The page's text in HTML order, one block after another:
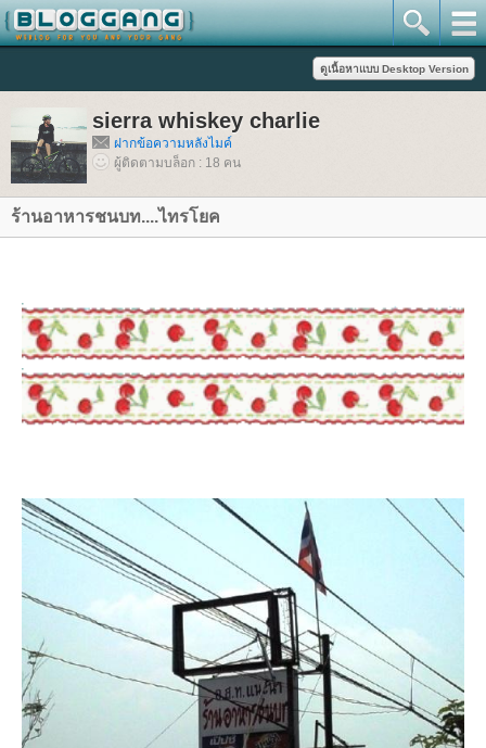
sierra whiskey charlie
ฝากข้อความหลังไมค์
ผู้ติดตามบล็อก : 18 คน
ร้านอาหารชนบท....ไทรโยค